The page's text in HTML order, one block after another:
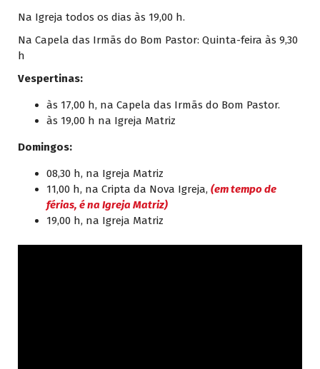
Na Igreja todos os dias às 19,00 h.
Na Capela das Irmãs do Bom Pastor: Quinta-feira às 9,30
h
Vespertinas:
às 17,00 h, na Capela das Irmãs do Bom Pastor.
às 19,00 h na Igreja Matriz
Domingos:
08,30 h, na Igreja Matriz
11,00 h, na Cripta da Nova Igreja, (em tempo de
férias, é na Igreja Matriz)
19,00 h, na Igreja Matriz